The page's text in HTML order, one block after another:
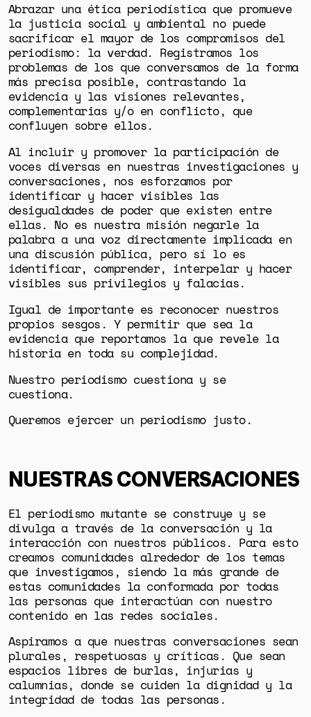
Abrazar una ética periodística que promueve
la justicia social y ambiental no puede
sacrificar el mayor de los compromisos del
periodismo: la verdad. Registramos los
problemas de los que conversamos de la forma
más precisa posible, contrastando la
evidencia y las visiones relevantes,
complementarias y/o en conflicto, que
confluyen sobre ellos.
Al incluir y promover la participación de
voces diversas en nuestras investigaciones y
conversaciones, nos esforzamos por
identificar y hacer visibles las
desigualdades de poder que existen entre
ellas. No es nuestra misión negarle la
palabra a una voz directamente implicada en
una discusión pública, pero sí lo es
identificar, comprender, interpelar y hacer
visibles sus privilegios y falacias.
Igual de importante es reconocer nuestros
propios sesgos. Y permitir que sea la
evidencia que reportamos la que revele la
historia en toda su complejidad.
Nuestro periodismo cuestiona y se
cuestiona.
Queremos ejercer un periodismo justo.
NUESTRAS CONVERSACIONES
El periodismo mutante se construye y se
divulga a través de la conversación y la
interacción con nuestros públicos. Para esto
creamos comunidades alrededor de los temas
que investigamos, siendo la más grande de
estas comunidades la conformada por todas
las personas que interactúan con nuestro
contenido en las redes sociales.
Aspiramos a que nuestras conversaciones sean
plurales, respetuosas y críticas. Que sean
espacios libres de burlas, injurias y
calumnias, donde se cuiden la dignidad y la
integridad de todas las personas.